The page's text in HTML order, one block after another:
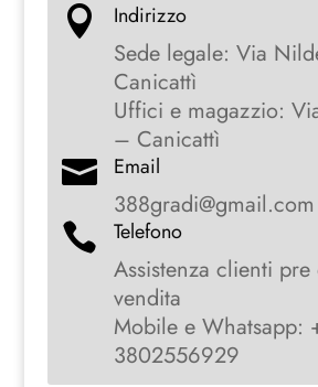
 Indirizzo
Sede legale: Via
Canicattì
Uffici e magazzio:
– Canicattì
 Email
388gradi@gmail.com
 Telefono
Assistenza clienti pre
vendita
Mobile e Whatsapp:
3802556929